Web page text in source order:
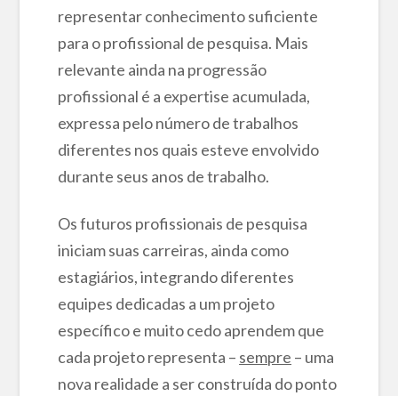
representar conhecimento suficiente
para o profissional de pesquisa. Mais
relevante ainda na progressão
profissional é a expertise acumulada,
expressa pelo número de trabalhos
diferentes nos quais esteve envolvido
durante seus anos de trabalho.
Os futuros profissionais de pesquisa
iniciam suas carreiras, ainda como
estagiários, integrando diferentes
equipes dedicadas a um projeto
específico e muito cedo aprendem que
cada projeto representa – sempre – uma
nova realidade a ser construída do ponto